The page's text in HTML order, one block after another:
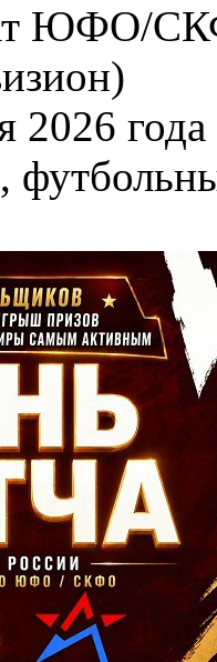
ЮФО/
2026 года